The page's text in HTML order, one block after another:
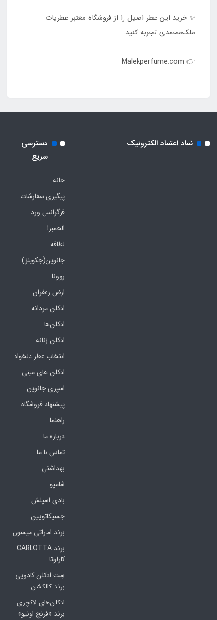
✨ خرید این عطر اصیل را از فروشگاه معتبر عطریات
ملک‌محمدی تجربه کنید:
👉 Malekperfume.com
نماد اعتماد الکترونیک
دسترسی
سریع
خانه
پیگیری سفارشات
فرگرانس ورد
الحمبرا
لطافه
جانوین(جکوینز)
روونا
ارض زعفران
ادکلن مردانه
ادکلن‌ها
ادکلن زنانه
انتخاب عطر دلخواه
ادکلن های مینی
اسپری جانوین
پیشنهاد فروشگاه
راهنما
درباره ما
تماس با ما
بهداشتی
شامپو
بادی اسپلش
جسیکاتویین
برند اماراتی میسون
برند CARLOTTA
کارلوتا
سِت ادکلن کادویی
برند کالکشن
ادکلن‌های لاکچری
برند «فرنچ اونیو»